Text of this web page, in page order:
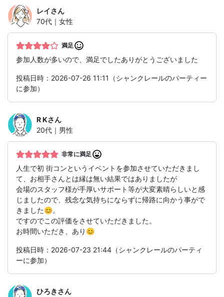
レイさん
70代｜女性
満足
参加人数が多いので、満足でしたありがとうございました
投稿日時：2026-07-26 11:11（シャンクレールのパーティー
に参加）
R Kさん
20代｜男性
非常に満足
人生で初 街コンというイベントを参加させていただきまし
て、お相手さんとは縁は無い結果ではありましたが
会場のスタッフ様が手厚いサポート等が大変素晴らしいと感
じましたので、残念な気持ちにならずに帰路に向かう事がで
きました😊。
ですのでこの評価をさせていただきました。
お時間いただき、あり😊
投稿日時：2026-07-23 21:44（シャンクレールのパーティ
ーに参加）
ひろきさん